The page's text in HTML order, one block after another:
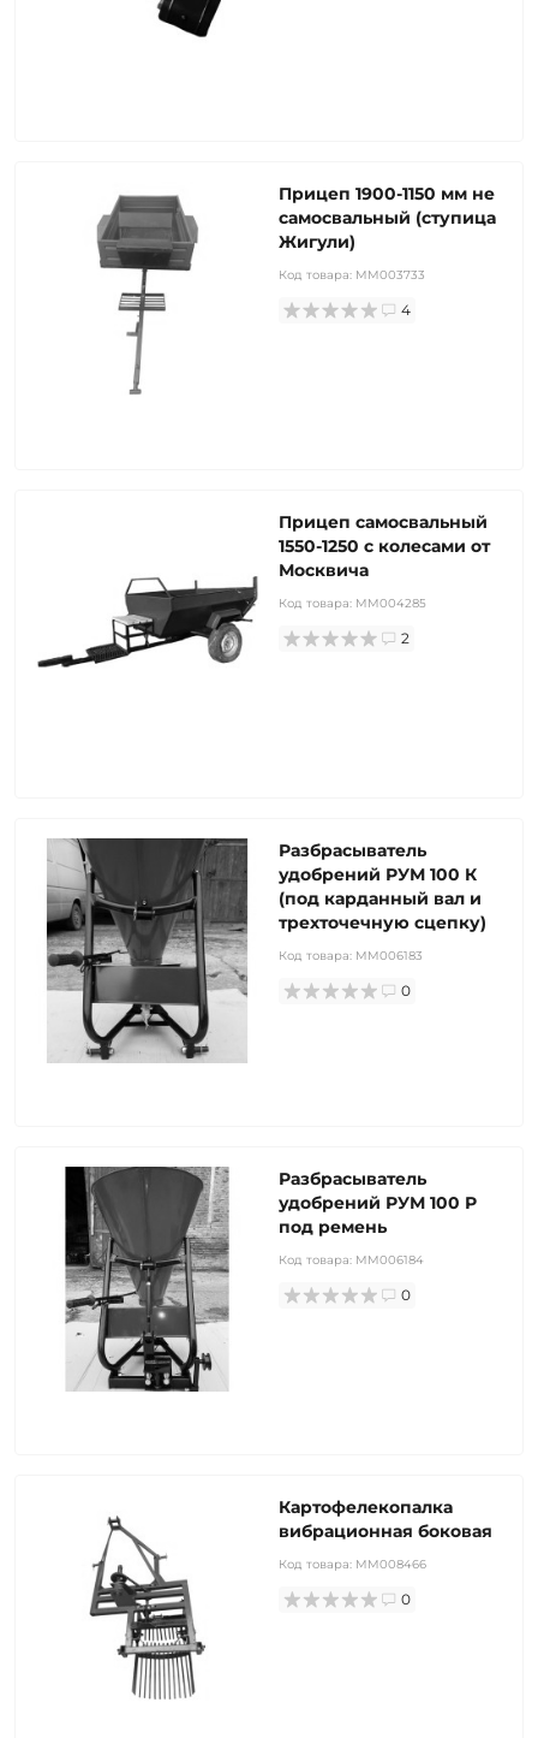
Прицеп 1900-1150 мм не
самосвальный (ступица
Жигули)
Код товара: MM003733
4
Прицеп самосвальный
1550-1250 с колесами от
Москвича
Код товара: MM004285
2
Разбрасыватель
удобрений РУМ 100 К
(под карданный вал и
трехточечную сцепку)
Код товара: MM006183
0
Разбрасыватель
удобрений РУМ 100 Р
под ремень
Код товара: MM006184
0
Картофелекопалка
вибрационная боковая
Код товара: MM008466
0